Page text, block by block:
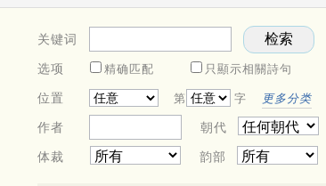
关键词
选项 精确匹配 只顯示相關詩句
位置 第 字 更多分类
作者 朝代
体裁 韵部